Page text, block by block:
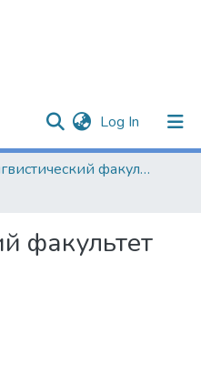
Log In (current)
Лингвистический факультет
факультет